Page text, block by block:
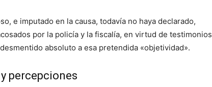
e imputado en la causa, todavía no haya declarado,
por la policía y la fiscalía, en virtud de testimonios
absoluto a esa pretendida «objetividad».
percepciones